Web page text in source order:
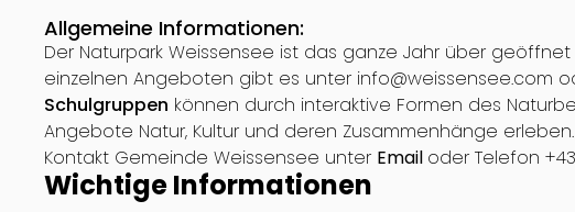
Allgemeine Informationen:
Der Naturpark Weissensee ist das ganze Jahr über
einzelnen Angeboten gibt es unter info@weissensee.com
Schulgruppen können durch interaktive Formen des
Angebote Natur, Kultur und deren Zusammenhänge erleben.
Kontakt Gemeinde Weissensee unter Email oder Telefon
Wichtige Informationen